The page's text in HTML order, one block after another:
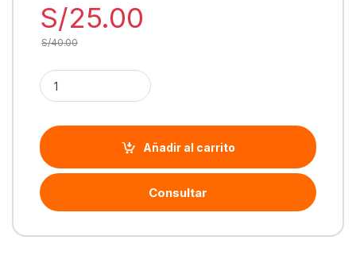
S/25.00
S/40.00
Cantidad Adaptador Genérico USB 3.0 a LAN Gigabyte
Añadir al carrito
Consultar